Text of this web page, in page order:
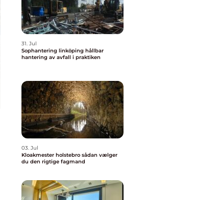
31. Jul
Sophantering linköping hållbar
hantering av avfall i praktiken
03. Jul
Kloakmester holstebro sådan vælger
du den rigtige fagmand